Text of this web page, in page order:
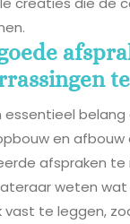
essentieel
en
afspraken te
weten
vast te leggen,